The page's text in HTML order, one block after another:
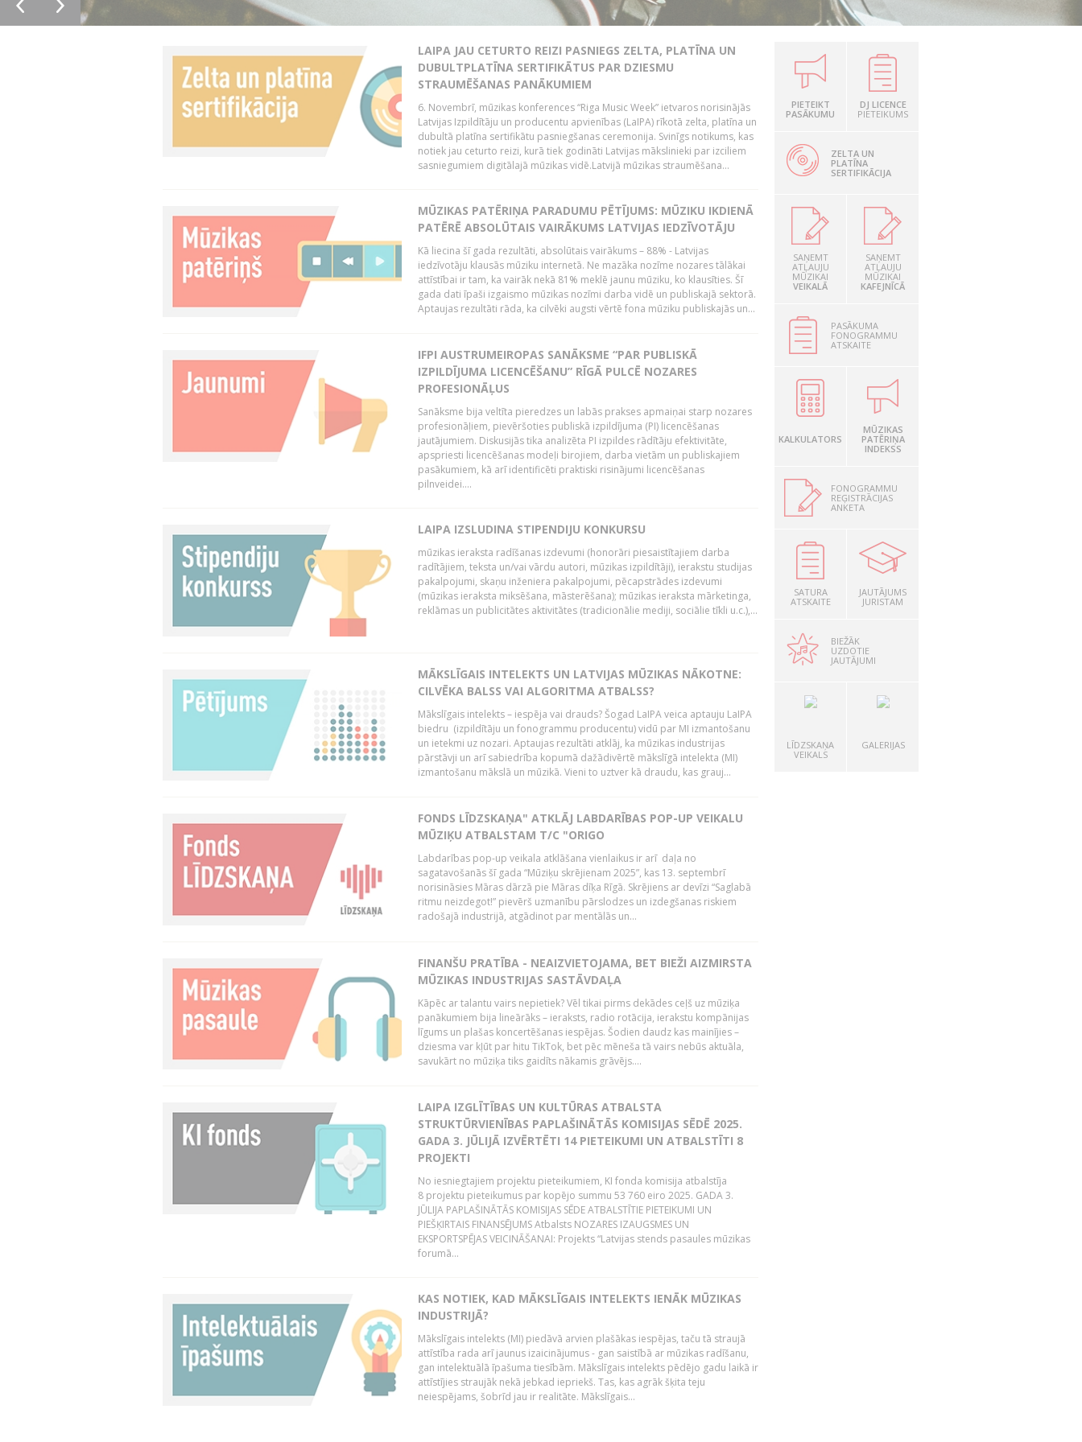
LAIPA JAU CETURTO REIZI PASNIEGS ZELTA, PLATĪNA UN
DUBULTPLATĪNA SERTIFIKĀTUS PAR DZIESMU
STRAUMĒŠANAS PANĀKUMIEM
6. Novembrī, mūzikas konferences “Riga Music Week” ietvaros norisinājās
Latvijas Izpildītāju un producentu apvienības (LaIPA) rīkotā zelta, platīna un
dubultā platīna sertifikātu pasniegšanas ceremonija. Svinīgs notikums, kas
notiek jau ceturto reizi, kurā tiek godināti Latvijas mākslinieki par izciliem
sasniegumiem digitālajā mūzikas vidē.Latvijā mūzikas straumēšana...
MŪZIKAS PATĒRIŅA PARADUMU PĒTĪJUMS: MŪZIKU IKDIENĀ
PATĒRĒ ABSOLŪTAIS VAIRĀKUMS LATVIJAS IEDZĪVOTĀJU
Kā liecina šī gada rezultāti, absolūtais vairākums – 88% - Latvijas
iedzīvotāju klausās mūziku internetā. Ne mazāka nozīme nozares tālākai
attīstībai ir tam, ka vairāk nekā 81% meklē jaunu mūziku, ko klausīties. Šī
gada dati īpaši izgaismo mūzikas nozīmi darba vidē un publiskajā sektorā.
Aptaujas rezultāti rāda, ka cilvēki augsti vērtē fona mūziku publiskajās un...
IFPI AUSTRUMEIROPAS SANĀKSME “PAR PUBLISKĀ
IZPILDĪJUMA LICENCĒŠANU” RĪGĀ PULCĒ NOZARES
PROFESIONĀĻUS
Sanāksme bija veltīta pieredzes un labās prakses apmaiņai starp nozares
profesionāļiem, pievēršoties publiskā izpildījuma (PI) licencēšanas
jautājumiem. Diskusijās tika analizēta PI izpildes rādītāju efektivitāte,
apspriesti licencēšanas modeļi birojiem, darba vietām un publiskajiem
pasākumiem, kā arī identificēti praktiski risinājumi licencēšanas
pilnveidei....
LAIPA IZSLUDINA STIPENDIJU KONKURSU
mūzikas ieraksta radīšanas izdevumi (honorāri piesaistītajiem darba
radītājiem, teksta un/vai vārdu autori, mūzikas izpildītāji), ierakstu studijas
pakalpojumi, skaņu inženiera pakalpojumi, pēcapstrādes izdevumi
(mūzikas ieraksta miksēšana, māsterēšana); mūzikas ieraksta mārketinga,
reklāmas un publicitātes aktivitātes (tradicionālie mediji, sociālie tīkli u.c.),...
MĀKSLĪGAIS INTELEKTS UN LATVIJAS MŪZIKAS NĀKOTNE:
CILVĒKA BALSS VAI ALGORITMA ATBALSS?
Mākslīgais intelekts – iespēja vai drauds? Šogad LaIPA veica aptauju LaIPA
biedru (izpildītāju un fonogrammu producentu) vidū par MI izmantošanu
un ietekmi uz nozari. Aptaujas rezultāti atklāj, ka mūzikas industrijas
pārstāvji un arī sabiedrība kopumā dažādivērtē mākslīgā intelekta (MI)
izmantošanu mākslā un mūzikā. Vieni to uztver kā draudu, kas grauj...
FONDS LĪDZSKAŅA" ATKLĀJ LABDARĪBAS POP-UP VEIKALU
MŪZIĶU ATBALSTAM T/C "ORIGO
Labdarības pop-up veikala atklāšana vienlaikus ir arī daļa no
sagatavošanās šī gada “Mūziķu skrējienam 2025”, kas 13. septembrī
norisināsies Māras dārzā pie Māras dīķa Rīgā. Skrējiens ar devīzi “Saglabā
ritmu neizdegot!” pievērš uzmanību pārslodzes un izdegšanas riskiem
radošajā industrijā, atgādinot par mentālās un...
FINANŠU PRATĪBA - NEAIZVIETOJAMA, BET BIEŽI AIZMIRSTA
MŪZIKAS INDUSTRIJAS SASTĀVDAĻA
Kāpēc ar talantu vairs nepietiek? Vēl tikai pirms dekādes ceļš uz mūziķa
panākumiem bija lineārāks – ieraksts, radio rotācija, ierakstu kompānijas
līgums un plašas koncertēšanas iespējas. Šodien daudz kas mainījies –
dziesma var kļūt par hitu TikTok, bet pēc mēneša tā vairs nebūs aktuāla,
savukārt no mūziķa tiks gaidīts nākamis grāvējs....
LAIPA IZGLĪTĪBAS UN KULTŪRAS ATBALSTA
STRUKTŪRVIENĪBAS PAPLAŠINĀTĀS KOMISIJAS SĒDĒ 2025.
GADA 3. JŪLIJĀ IZVĒRTĒTI 14 PIETEIKUMI UN ATBALSTĪTI 8
PROJEKTI
No iesniegtajiem projektu pieteikumiem, KI fonda komisija atbalstīja
8 projektu pieteikumus par kopējo summu 53 760 eiro 2025. GADA 3.
JŪLIJA PAPLAŠINĀTĀS KOMISIJAS SĒDE ATBALSTĪTIE PIETEIKUMI UN
PIEŠĶIRTAIS FINANSĒJUMS Atbalsts NOZARES IZAUGSMES UN
EKSPORTSPĒJAS VEICINĀŠANAI: Projekts “Latvijas stends pasaules mūzikas
forumā...
KAS NOTIEK, KAD MĀKSLĪGAIS INTELEKTS IENĀK MŪZIKAS
INDUSTRIJĀ?
Mākslīgais intelekts (MI) piedāvā arvien plašākas iespējas, taču tā straujā
attīstība rada arī jaunus izaicinājumus - gan saistībā ar mūzikas radīšanu,
gan intelektuālā īpašuma tiesībām. Mākslīgais intelekts pēdējo gadu laikā ir
attīstījies straujāk nekā jebkad iepriekš. Tas, kas agrāk šķita teju
neiespējams, šobrīd jau ir realitāte. Mākslīgais...
PIETEIKT
PASĀKUMU
DJ LICENCE
PIETEIKUMS
ZELTA UN
PLATĪNA
SERTIFIKĀCIJA
SAŅEMT
ATĻAUJU
MŪZIKAI
VEIKALĀ
SAŅEMT
ATĻAUJU
MŪZIKAI
KAFEJNĪCĀ
PASĀKUMA
FONOGRAMMU
ATSKAITE
KALKULATORS
MŪZIKAS
PATĒRIŅA
INDEKSS
FONOGRAMMU
REĢISTRĀCIJAS
ANKETA
SATURA
ATSKAITE
JAUTĀJUMS
JURISTAM
BIEŽĀK
UZDOTIE
JAUTĀJUMI
LĪDZSKAŅA
VEIKALS
GALERIJAS